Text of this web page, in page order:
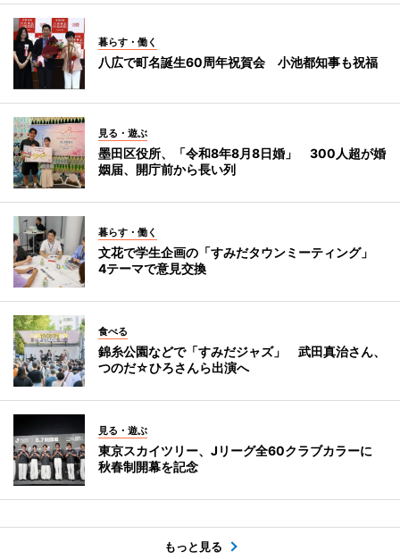
暮らす・働く
八広で町名誕生60周年祝賀会 小池都知事も祝福
見る・遊ぶ
墨田区役所、「令和8年8月8日婚」 300人超が婚
姻届、開庁前から長い列
暮らす・働く
文花で学生企画の「すみだタウンミーティング」
4テーマで意見交換
食べる
錦糸公園などで「すみだジャズ」 武田真治さん、
つのだ☆ひろさんら出演へ
見る・遊ぶ
東京スカイツリー、Jリーグ全60クラブカラーに
秋春制開幕を記念
もっと見る